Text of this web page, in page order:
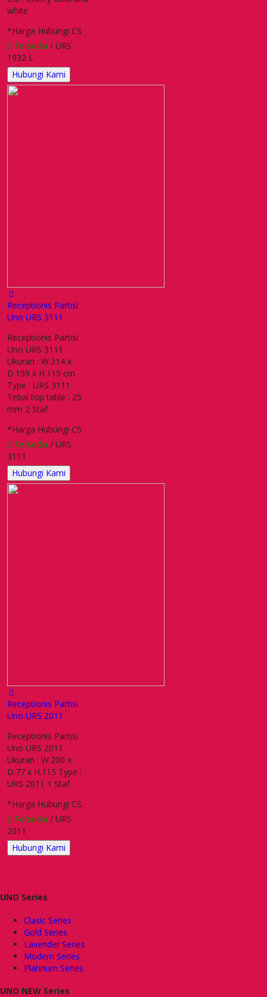
white
*Harga Hubungi CS
Tersedia / URS
1932 L
Hubungi Kami
Receptionis Partisi
Uno URS 3111
Receptionis Partisi
Uno URS 3111
Ukuran : W.314 x
D.159 x H.115 cm
Type : URS 3111
Tebal top table : 25
mm 2 Staf
*Harga Hubungi CS
Tersedia / URS
3111
Hubungi Kami
Receptionis Partisi
Uno URS 2011
Receptionis Partisi
Uno URS 2011
Ukuran : W.200 x
D.77 x H.115 Type :
URS 2011 1 Staf
*Harga Hubungi CS
Tersedia / URS
2011
Hubungi Kami
UNO Series
Clasic Series
Gold Series
Lavender Series
Modern Series
Platinum Series
UNO NEW Series